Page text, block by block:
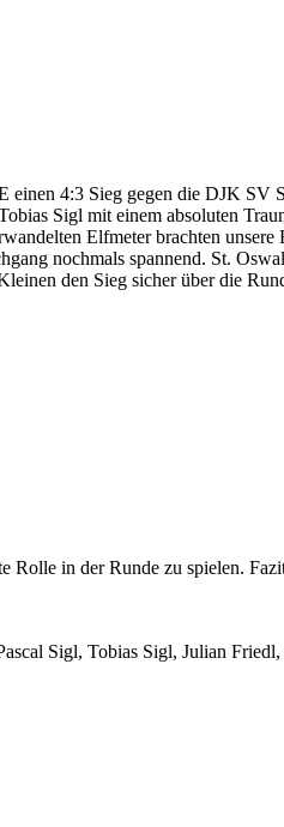
einen 4:3 Sieg gegen die DJK
Sigl mit einem absoluten
Elfmeter brachten
nochmals spannend. St.
den Sieg sicher über die
Rolle in der Runde zu spielen.
Sigl, Tobias Sigl, Julian